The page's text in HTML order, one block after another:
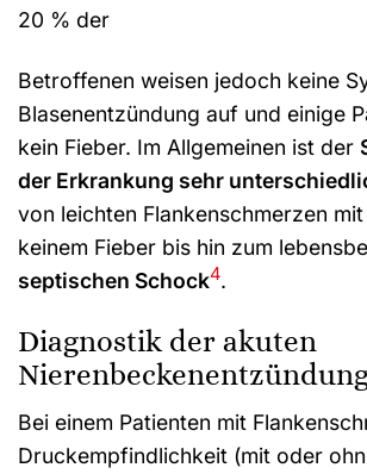
20 % der
Betroffenen weisen jedoch keine
Blasenentzündung auf und einige
kein Fieber. Im Allgemeinen ist der
der Erkrankung sehr
von leichten Flankenschmerzen
keinem Fieber bis hin zum
septischen Schock4.
Diagnostik der akuten
Bei einem Patienten mit
Druckempfindlichkeit (mit oder